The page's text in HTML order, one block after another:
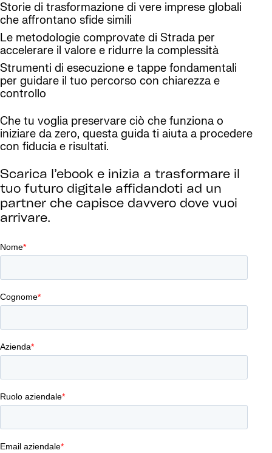
Storie di trasformazione di vere imprese globali
che affrontano sfide simili
Le metodologie comprovate di Strada per
accelerare il valore e ridurre la complessità
Strumenti di esecuzione e tappe fondamentali
per guidare il tuo percorso con chiarezza e
controllo
Che tu voglia preservare ciò che funziona o
iniziare da zero, questa guida ti aiuta a procedere
con fiducia e risultati.
Scarica l’ebook e inizia a trasformare il
tuo futuro digitale affidandoti ad un
partner che capisce davvero dove vuoi
arrivare.